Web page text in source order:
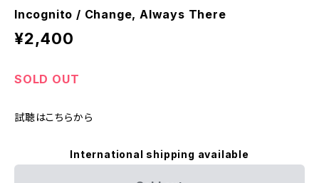
Incognito / Change, Always There
¥2,400
SOLD OUT
試聴はこちらから
International shipping available